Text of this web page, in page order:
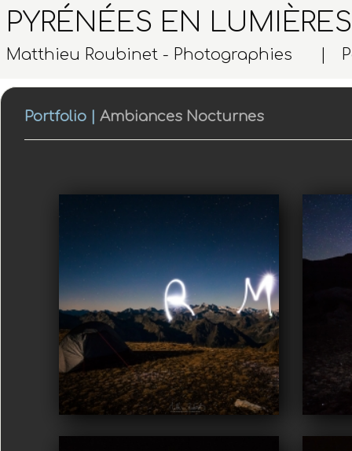
PYRÉNÉES EN LUMIÈRES
Matthieu Roubinet - Photographies |
Portfolio Ambiances Nocturnes